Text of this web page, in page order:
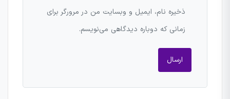
ذخیره نام، ایمیل و وبسایت من در مرورگر برای
زمانی که دوباره دیدگاهی می‌نویسم.